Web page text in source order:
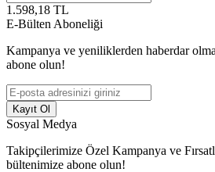
1.598,18 TL
E-Bülten Aboneliği
Kampanya ve yeniliklerden haberdar
abone olun!
Kayıt Ol
Sosyal Medya
Takipçilerimize Özel Kampanya ve
bültenimize abone olun!